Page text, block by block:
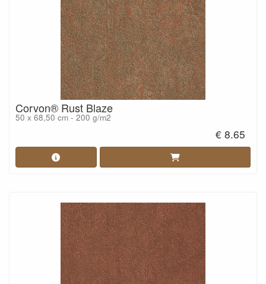
Corvon® Rust Blaze
50 x 68,50 cm - 200 g/m2
€ 8.65